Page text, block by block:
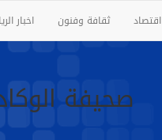
اقتصاد ثقافة وفنون اخبار
صحيفة